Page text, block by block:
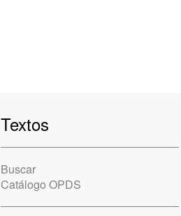
Textos
Buscar
Catálogo OPDS